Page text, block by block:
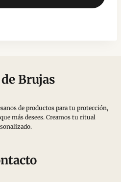
Brujas
de productos para tu protección,
más desees. Creamos tu ritual